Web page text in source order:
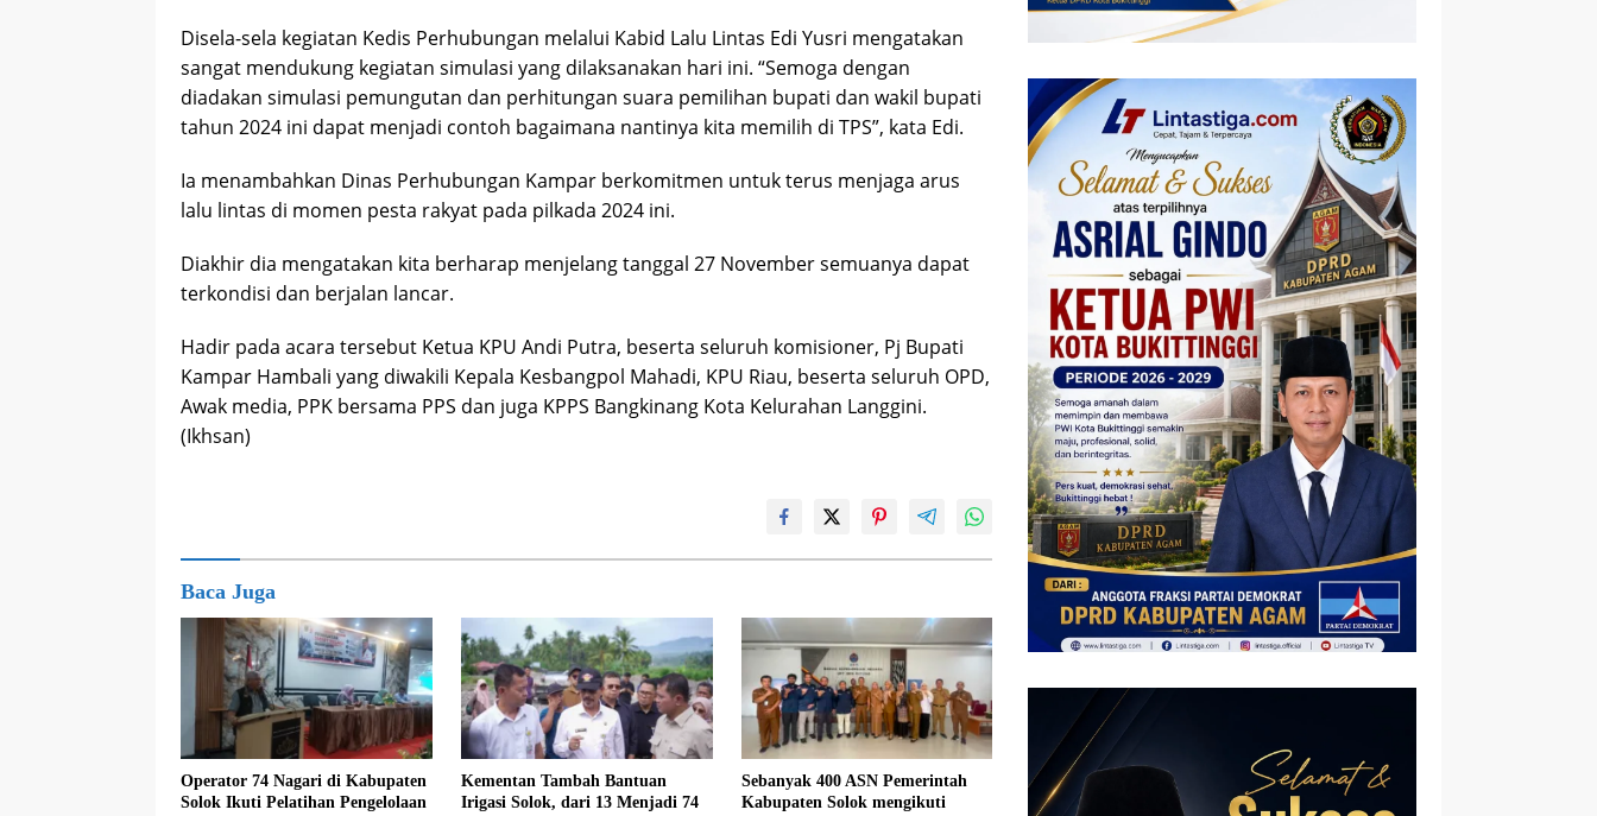
Disela-sela kegiatan Kedis Perhubungan melalui Kabid Lalu Lintas Edi Yusri mengatakan
sangat mendukung kegiatan simulasi yang dilaksanakan hari ini. “Semoga dengan
diadakan simulasi pemungutan dan perhitungan suara pemilihan bupati dan wakil bupati
tahun 2024 ini dapat menjadi contoh bagaimana nantinya kita memilih di TPS”, kata Edi.
Ia menambahkan Dinas Perhubungan Kampar berkomitmen untuk terus menjaga arus
lalu lintas di momen pesta rakyat pada pilkada 2024 ini.
Diakhir dia mengatakan kita berharap menjelang tanggal 27 November semuanya dapat
terkondisi dan berjalan lancar.
Hadir pada acara tersebut Ketua KPU Andi Putra, beserta seluruh komisioner, Pj Bupati
Kampar Hambali yang diwakili Kepala Kesbangpol Mahadi, KPU Riau, beserta seluruh OPD,
Awak media, PPK bersama PPS dan juga KPPS Bangkinang Kota Kelurahan Langgini.
(Ikhsan)
Baca Juga
Operator 74 Nagari di Kabupaten
Solok Ikuti Pelatihan Pengelolaan
Kementan Tambah Bantuan
Irigasi Solok, dari 13 Menjadi 74
Sebanyak 400 ASN Pemerintah
Kabupaten Solok mengikuti